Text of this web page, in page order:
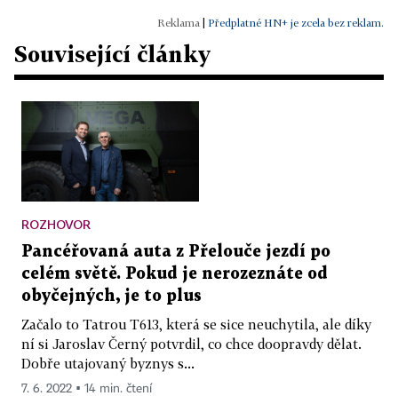
Předplatné HN+ je zcela bez reklam.
Související články
ROZHOVOR
Pancéřovaná auta z Přelouče jezdí po
celém světě. Pokud je nerozeznáte od
obyčejných, je to plus
Začalo to Tatrou T613, která se sice neuchytila, ale díky
ní si Jaroslav Černý potvrdil, co chce doopravdy dělat.
Dobře utajovaný byznys s...
7. 6. 2022 ▪ 14 min. čtení